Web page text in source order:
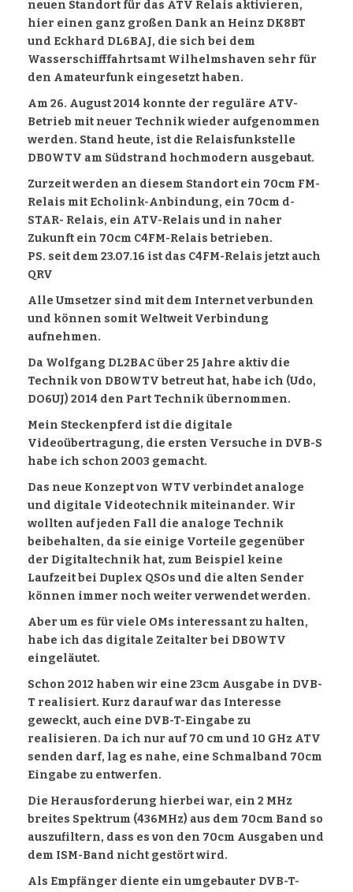
neuen Standort für das ATV Relais aktivieren,
hier einen ganz großen Dank an Heinz DK8BT
und Eckhard DL6BAJ, die sich bei dem
Wasserschifffahrtsamt Wilhelmshaven sehr für
den Amateurfunk eingesetzt haben.
Am 26. August 2014 konnte der reguläre ATV-
Betrieb mit neuer Technik wieder aufgenommen
werden. Stand heute, ist die Relaisfunkstelle
DB0WTV am Südstrand hochmodern ausgebaut.
Zurzeit werden an diesem Standort ein 70cm FM-
Relais mit Echolink-Anbindung, ein 70cm d-
STAR- Relais, ein ATV-Relais und in naher
Zukunft ein 70cm C4FM-Relais betrieben.
PS. seit dem 23.07.16 ist das C4FM-Relais jetzt auch
QRV
Alle Umsetzer sind mit dem Internet verbunden
und können somit Weltweit Verbindung
aufnehmen.
Da Wolfgang DL2BAC über 25 Jahre aktiv die
Technik von DB0WTV betreut hat, habe ich (Udo,
DO6UJ) 2014 den Part Technik übernommen.
Mein Steckenpferd ist die digitale
Videoübertragung, die ersten Versuche in DVB-S
habe ich schon 2003 gemacht.
Das neue Konzept von WTV verbindet analoge
und digitale Videotechnik miteinander. Wir
wollten auf jeden Fall die analoge Technik
beibehalten, da sie einige Vorteile gegenüber
der Digitaltechnik hat, zum Beispiel keine
Laufzeit bei Duplex QSOs und die alten Sender
können immer noch weiter verwendet werden.
Aber um es für viele OMs interessant zu halten,
habe ich das digitale Zeitalter bei DB0WTV
eingeläutet.
Schon 2012 haben wir eine 23cm Ausgabe in DVB-
T realisiert. Kurz darauf war das Interesse
geweckt, auch eine DVB-T-Eingabe zu
realisieren. Da ich nur auf 70 cm und 10 GHz ATV
senden darf, lag es nahe, eine Schmalband 70cm
Eingabe zu entwerfen.
Die Herausforderung hierbei war, ein 2 MHz
breites Spektrum (436MHz) aus dem 70cm Band so
auszufiltern, dass es von den 70cm Ausgaben und
dem ISM-Band nicht gestört wird.
Als Empfänger diente ein umgebauter DVB-T-